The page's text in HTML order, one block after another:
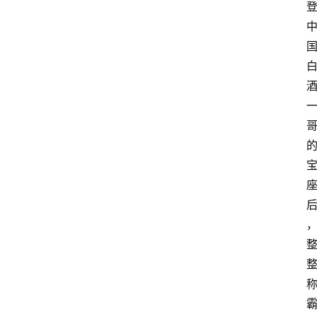
登
中
国
白
酒
一
哥
的
宝
座
后
，
整
整
称
霸